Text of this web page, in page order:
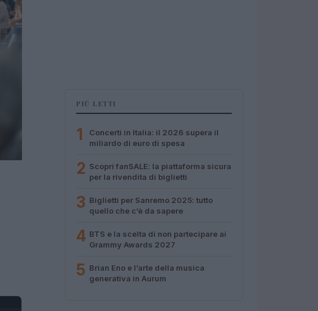
PIÙ LETTI
1
Concerti in Italia: il 2026 supera il
miliardo di euro di spesa
2 Scopri fanSALE: la piattaforma sicura
per la rivendita di biglietti
3 Biglietti per Sanremo 2025: tutto
quello che c’è da sapere
4 BTS e la scelta di non partecipare ai
Grammy Awards 2027
5 Brian Eno e l’arte della musica
generativa in Aurum